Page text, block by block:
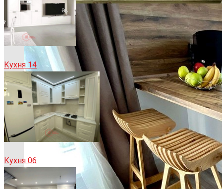
Кухня 14
Кухня 06